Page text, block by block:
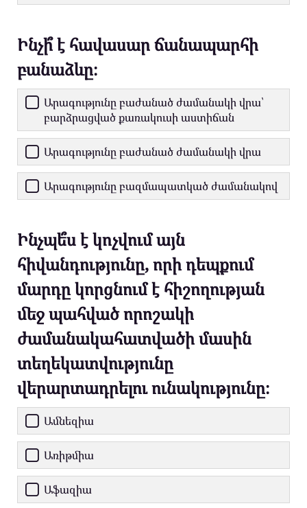
Ինչի՞ է հավասար ճանապարհի
բանաձևը։
Արագությունը բաժանած ժամանակի վրա՝
բարձրացված քառակուսի աստիճան
Արագությունը բաժանած ժամանակի վրա
Արագությունը բազմապատկած ժամանակով
Ինչպե՞ս է կոչվում այն ​​
հիվանդությունը, որի դեպքում
մարդը կորցնում է հիշողության
մեջ պահված որոշակի
ժամանակահատվածի մասին
տեղեկատվությունը
վերարտադրելու ունակությունը։
Ամնեզիա
Առիթմիա
Աֆազիա